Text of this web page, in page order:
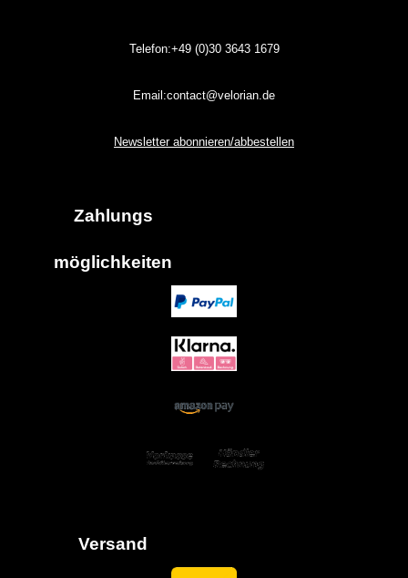
Telefon:+49 (0)3036431679
Email:contact@velorian.de
Newsletter abonnieren/abbestellen
Zahlungs
möglichkeiten
Versand